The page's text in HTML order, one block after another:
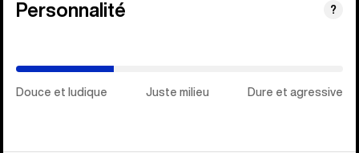
Personnalité ?
Douce et ludique Juste milieu Dure et agressive